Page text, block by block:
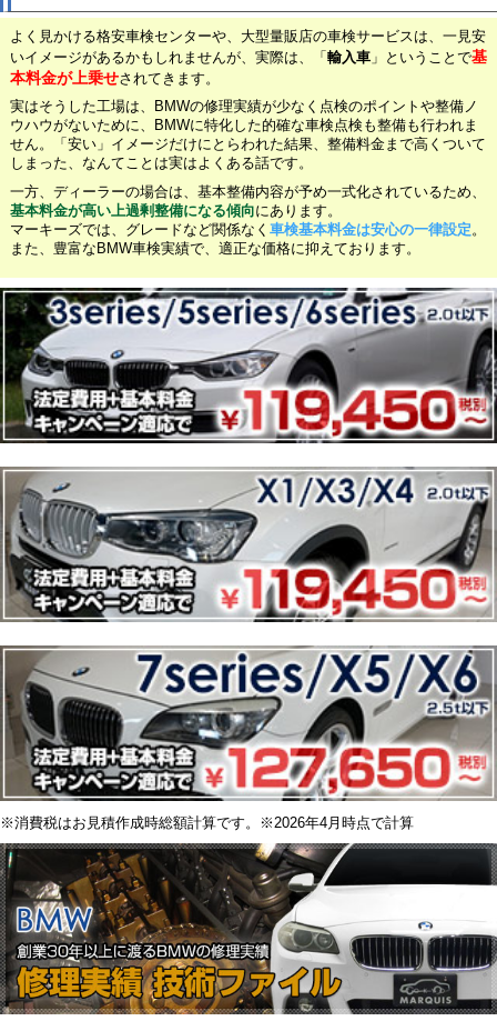
よく見かける格安車検センターや、大型量販店の車検サービスは、一見安
いイメージがあるかもしれませんが、実際は、「輸入車」ということで基
本料金が上乗せされてきます。
実はそうした工場は、BMWの修理実績が少なく点検のポイントや整備ノ
ウハウがないために、BMWに特化した的確な車検点検も整備も行われま
せん。「安い」イメージだけにとらわれた結果、整備料金まで高くついて
しまった、なんてことは実はよくある話です。
一方、ディーラーの場合は、基本整備内容が予め一式化されているため、
基本料金が高い上過剰整備になる傾向にあります。
マーキーズでは、グレードなど関係なく 車検基本料金は安心の一律設定 。
また、豊富なBMW車検実績で、適正な価格に抑えております。
※消費税はお見積作成時総額計算です。※2026年4月時点で計算